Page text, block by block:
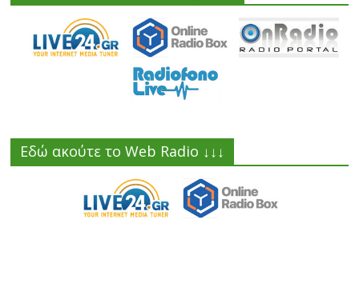
Εδώ ακούτε το Web Radio ↓↓↓